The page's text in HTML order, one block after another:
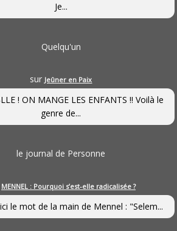
Je...
Quelqu'un
sur Jeûner en Paix
! ON MANGE LES ENFANTS !! Voilà le
genre de...
le journal de Personne
MENNEL : Pourquoi s’est-elle radicalisée ?
le mot de la main de Mennel : "Selem...